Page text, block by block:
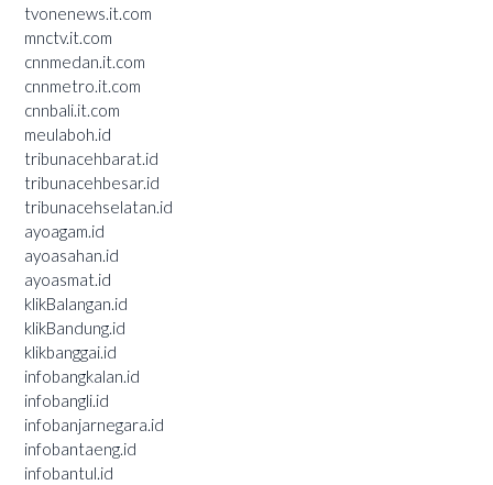
tvonenews.it.com
mnctv.it.com
cnnmedan.it.com
cnnmetro.it.com
cnnbali.it.com
meulaboh.id
tribunacehbarat.id
tribunacehbesar.id
tribunacehselatan.id
ayoagam.id
ayoasahan.id
ayoasmat.id
klikBalangan.id
klikBandung.id
klikbanggai.id
infobangkalan.id
infobangli.id
infobanjarnegara.id
infobantaeng.id
infobantul.id